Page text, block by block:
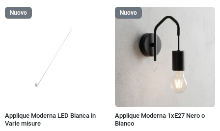
Nuovo
Applique Moderna LED Bianca in
Varie misure
Nuovo
Applique Moderna 1xE27 Nero o
Bianco